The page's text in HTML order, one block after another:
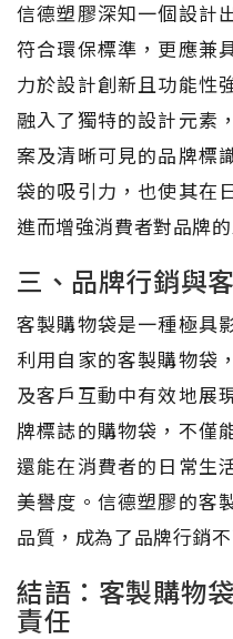
信德塑膠深知一個設計
符合環保標準，更應兼
力於設計創新且功能性
融入了獨特的設計元素
案及清晰可見的品牌標
袋的吸引力，也使其在
進而增強消費者對品牌
三、品牌行銷與
客製購物袋是一種極具
利用自家的客製購物袋
及客戶互動中有效地展
牌標誌的購物袋，不僅
還能在消費者的日常生
美譽度。信德塑膠的客
品質，成為了品牌行銷
結語：客製購物
責任